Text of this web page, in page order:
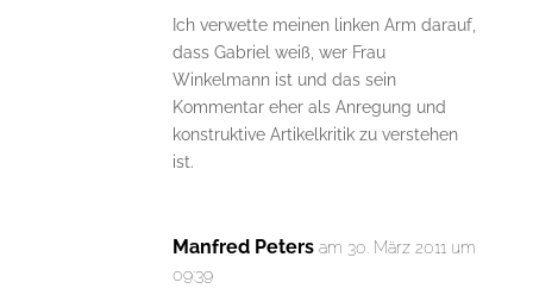
Ich verwette meinen linken Arm darauf,
dass Gabriel weiß, wer Frau
Winkelmann ist und das sein
Kommentar eher als Anregung und
konstruktive Artikelkritik zu verstehen
ist.
Manfred Peters am 30. März 2011 um
09:39